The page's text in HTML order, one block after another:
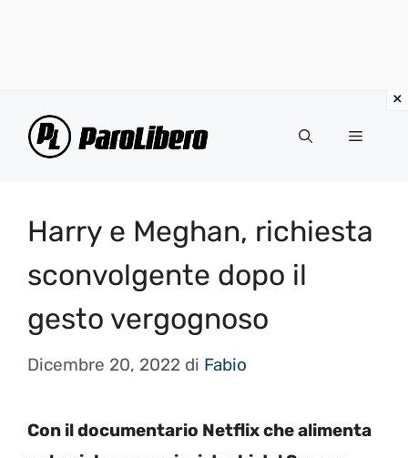
Menu
Harry e Meghan, richiesta
sconvolgente dopo il
gesto vergognoso
Dicembre 20, 2022 di Fabio
Con il documentario Netflix che alimenta